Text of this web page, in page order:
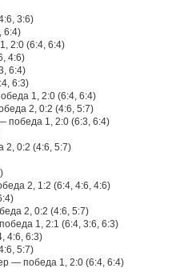
3:6)
6:4)
2:0 (6:4, 6:4)
4:6)
6:4)
6:3)
1, 2:0 (6:4, 6:4)
2, 0:2 (4:6, 5:7)
1, 2:0 (6:3, 6:4)
0:2 (4:6, 5:7)
2, 1:2 (6:4, 4:6, 4:6)
2, 0:2 (4:6, 5:7)
1, 2:1 (6:4, 3:6, 6:3)
4:6, 6:3)
5:7)
— победа 1, 2:0 (6:4, 6:4)